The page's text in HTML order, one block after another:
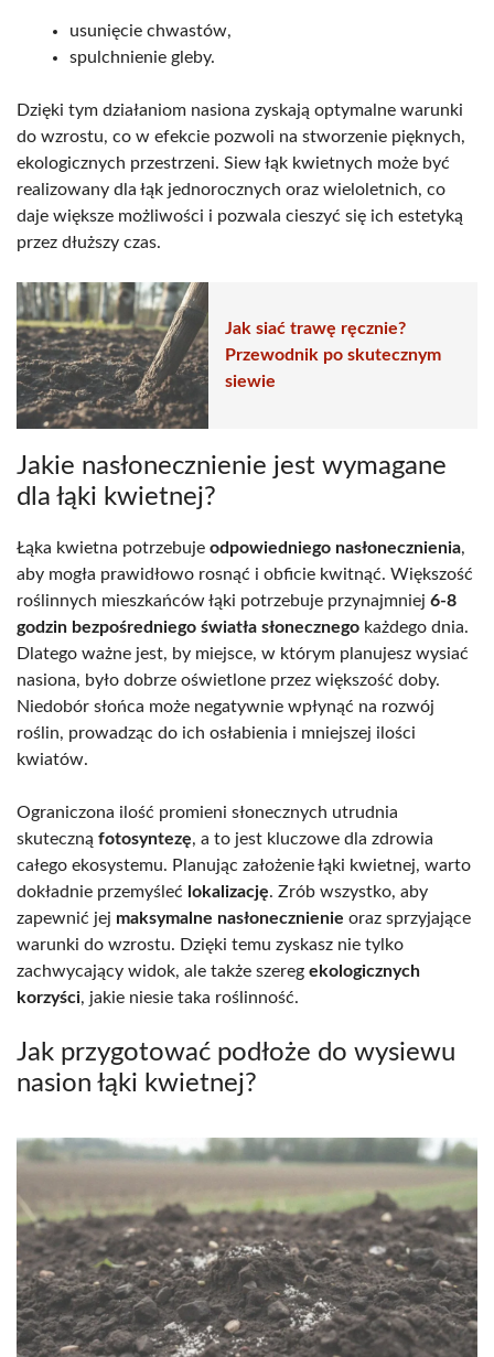
usunięcie chwastów,
spulchnienie gleby.
Dzięki tym działaniom nasiona zyskają optymalne warunki
do wzrostu, co w efekcie pozwoli na stworzenie pięknych,
ekologicznych przestrzeni. Siew łąk kwietnych może być
realizowany dla łąk jednorocznych oraz wieloletnich, co
daje większe możliwości i pozwala cieszyć się ich estetyką
przez dłuższy czas.
Jak siać trawę ręcznie?
Przewodnik po skutecznym
siewie
Jakie nasłonecznienie jest wymagane
dla łąki kwietnej?
Łąka kwietna potrzebuje odpowiedniego nasłonecznienia,
aby mogła prawidłowo rosnąć i obficie kwitnąć. Większość
roślinnych mieszkańców łąki potrzebuje przynajmniej 6-8
godzin bezpośredniego światła słonecznego każdego dnia.
Dlatego ważne jest, by miejsce, w którym planujesz wysiać
nasiona, było dobrze oświetlone przez większość doby.
Niedobór słońca może negatywnie wpłynąć na rozwój
roślin, prowadząc do ich osłabienia i mniejszej ilości
kwiatów.
Ograniczona ilość promieni słonecznych utrudnia
skuteczną fotosyntezę, a to jest kluczowe dla zdrowia
całego ekosystemu. Planując założenie łąki kwietnej, warto
dokładnie przemyśleć lokalizację. Zrób wszystko, aby
zapewnić jej maksymalne nasłonecznienie oraz sprzyjające
warunki do wzrostu. Dzięki temu zyskasz nie tylko
zachwycający widok, ale także szereg ekologicznych
korzyści, jakie niesie taka roślinność.
Jak przygotować podłoże do wysiewu
nasion łąki kwietnej?